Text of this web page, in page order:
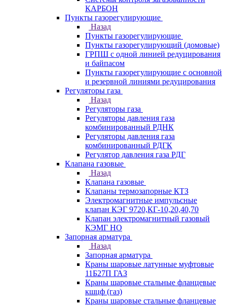
КАРБОН
Пункты газорегулирующие
Назад
Пункты газорегулирующие
Пункты газорегулирующий (домовые)
ГРПШ с одной линией редуцирования
и байпасом
Пункты газорегулирующие с основной
и резервной линиями редуцирования
Регуляторы газа
Назад
Регуляторы газа
Регуляторы давления газа
комбинированный РДНК
Регуляторы давления газа
комбинированный РДГК
Регулятор давления газа РДГ
Клапана газовые
Назад
Клапана газовые
Клапаны термозапорные КТЗ
Электромагнитные импульсные
клапан КЭГ 9720,КГ-10,20,40,70
Клапан электромагнитный газовый
КЭМГ НО
Запорная арматура
Назад
Запорная арматура
Краны шаровые латунные муфтовые
11Б27П ГАЗ
Краны шаровые стальные фланцевые
кшцф (газ)
Краны шаровые стальные фланцевые